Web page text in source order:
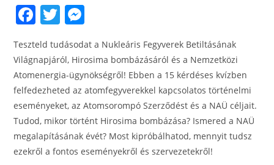
F
a
c
e
b
o
o
k
T
w
itt
er
ss
e
n
g
er
Teszteld tudásodat a Nukleáris Fegyverek Betiltásának
Világnapjáról, Hirosima bombázásáról és a Nemzetközi
Atomenergia-ügynökségről! Ebben a 15 kérdéses kvízben
felfedezheted az atomfegyverekkel kapcsolatos történelmi
eseményeket, az Atomsorompó Szerződést és a NAÜ céljait.
Tudod, mikor történt Hirosima bombázása? Ismered a NAÜ
megalapításának évét? Most kipróbálhatod, mennyit tudsz
ezekről a fontos eseményekről és szervezetekről!